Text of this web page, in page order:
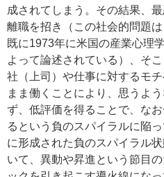
成されてしまう。その結果、
離職を招き（この社会的問題
既に1973年に米国の産業心理
よって論述されている）、そ
社（上司）や仕事に対するモ
まま働くことにより、思うよ
ず、低評価を得ることで、な
るという負のスパイラルに陥
に形成された負のスパイラル
いて、異動や昇進という節目